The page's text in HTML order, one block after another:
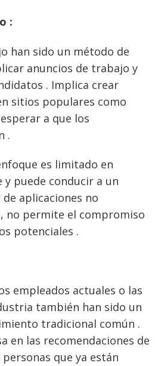
:
han sido un método de
anuncios de trabajo y
. Implica crear
sitios populares como
a que los
.
es limitado en
y puede conducir a un
aplicaciones no
no permite el compromiso
potenciales .
empleados actuales o las
también han sido un
tradicional común .
en las recomendaciones de
que ya están